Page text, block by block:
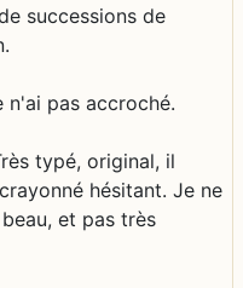
successions de
n'ai pas accroché.
typé, original, il
hésitant. Je ne
et pas très